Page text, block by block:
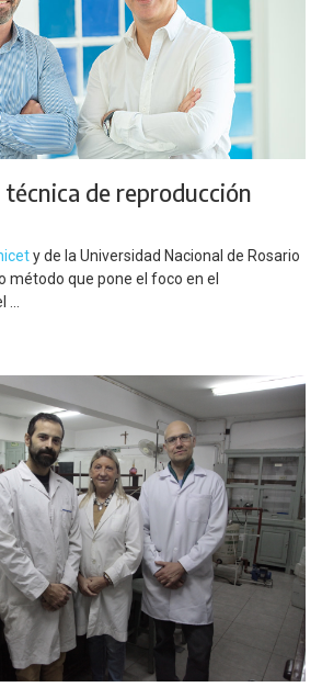
de reproducción
y de la Universidad Nacional de Rosario
método que pone el foco en el
...